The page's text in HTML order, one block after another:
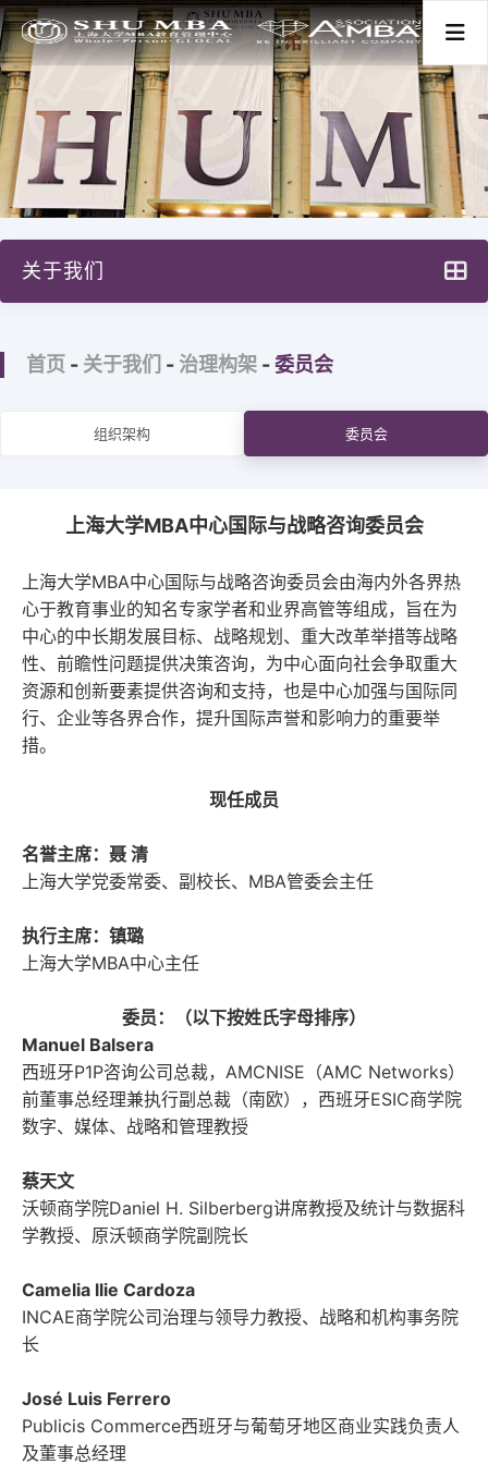
首页
新闻活动
校友
教务系统 会议室 EN
关于我们
主任寄语
职能办公室介绍
首页 - 关于我们 - 治理构架 -委员会
组织架构 委员会
上海大学MBA中心国际与战略咨询委员会
上海大学MBA中心国际与战略咨询委员会由海内外各界热
心于教育事业的知名专家学者和业界高管等组成，旨在为
中心的中长期发展目标、战略规划、重大改革举措等战略
性、前瞻性问题提供决策咨询，为中心面向社会争取重大
资源和创新要素提供咨询和支持，也是中心加强与国际同
行、企业等各界合作，提升国际声誉和影响力的重要举
措。
现任成员
名誉主席：聂 清
上海大学党委常委、副校长、MBA管委会主任
执行主席：镇璐
上海大学MBA中心主任
委员：（以下按姓氏字母排序）
Manuel Balsera
西班牙P1P咨询公司总裁，AMCNISE（AMC Networks）
前董事总经理兼执行副总裁（南欧），西班牙ESIC商学院
数字、媒体、战略和管理教授
蔡天文
沃顿商学院Daniel H. Silberberg讲席教授及统计与数据科
学教授、原沃顿商学院副院长
Camelia llie Cardoza
INCAE商学院公司治理与领导力教授、战略和机构事务院
长
José Luis Ferrero
Publicis Commerce西班牙与葡萄牙地区商业实践负责人
及董事总经理